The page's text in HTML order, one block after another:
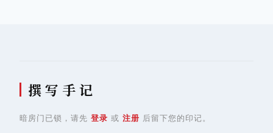
撰 写 手 记
暗房门已锁，请先 登录 或 注册 后留下您的印记。